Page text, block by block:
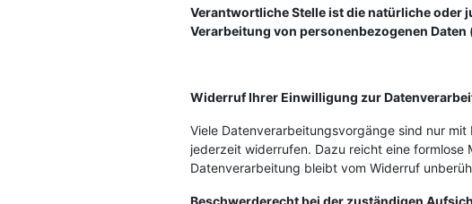
Verantwortliche Stelle ist die natürliche oder
Verarbeitung von personenbezogenen
Widerruf Ihrer Einwilligung zur
Viele Datenverarbeitungsvorgänge sind nur
jederzeit widerrufen. Dazu reicht eine
Datenverarbeitung bleibt vom Widerruf
Beschwerderecht bei der zuständigen